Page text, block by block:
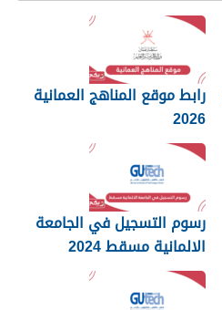
رابط موقع المناهج العمانية
2026
رسوم التسجيل في الجامعة
الالمانية مسقط 2024